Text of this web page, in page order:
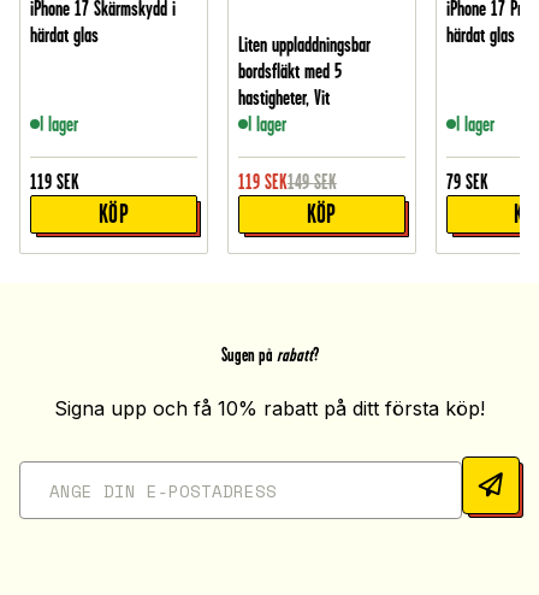
iPhone 17 Skärmskydd i
härdat glas
I lager
119 SEK
KÖP
Liten uppladdningsbar
bordsfläkt med 5
hastigheter, Vit
I lager
119 SEK149 SEK
KÖP
iPhone 17 Pro
härdat glas
I lager
79 SEK
Sugen på rabatt?
Signa upp och få 10% rabatt på ditt första köp!